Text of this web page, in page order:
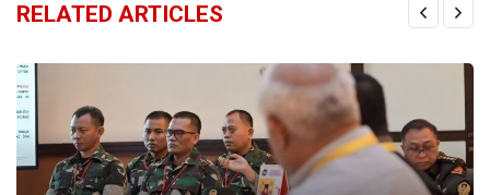
RELATED ARTICLES